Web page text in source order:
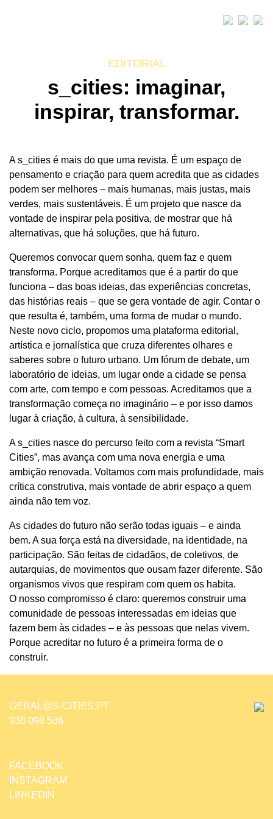
EDITORIAL
s_cities: imaginar,
inspirar, transformar.
A s_cities é mais do que uma revista. É um espaço de
pensamento e criação para quem acredita que as cidades
podem ser melhores – mais humanas, mais justas, mais
verdes, mais sustentáveis. É um projeto que nasce da
vontade de inspirar pela positiva, de mostrar que há
alternativas, que há soluções, que há futuro.
Queremos convocar quem sonha, quem faz e quem
transforma. Porque acreditamos que é a partir do que
funciona – das boas ideias, das experiências concretas,
das histórias reais – que se gera vontade de agir. Contar o
que resulta é, também, uma forma de mudar o mundo.
Neste novo ciclo, propomos uma plataforma editorial,
artística e jornalística que cruza diferentes olhares e
saberes sobre o futuro urbano. Um fórum de debate, um
laboratório de ideias, um lugar onde a cidade se pensa
com arte, com tempo e com pessoas. Acreditamos que a
transformação começa no imaginário – e por isso damos
lugar à criação, à cultura, à sensibilidade.
A s_cities nasce do percurso feito com a revista “Smart
Cities”, mas avança com uma nova energia e uma
ambição renovada. Voltamos com mais profundidade, mais
crítica construtiva, mais vontade de abrir espaço a quem
ainda não tem voz.
As cidades do futuro não serão todas iguais – e ainda
bem. A sua força está na diversidade, na identidade, na
participação. São feitas de cidadãos, de coletivos, de
autarquias, de movimentos que ousam fazer diferente. São
organismos vivos que respiram com quem os habita.
O nosso compromisso é claro: queremos construir uma
comunidade de pessoas interessadas em ideias que
fazem bem às cidades – e às pessoas que nelas vivem.
Porque acreditar no futuro é a primeira forma de o
construir.
GERAL@S-CITIES.PT
938 098 586
FACEBOOK
INSTAGRAM
LINKEDIN